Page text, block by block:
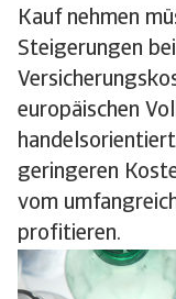
Kauf nehmen
Steigerungen
europäischen
geringeren
vom
profitieren.